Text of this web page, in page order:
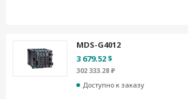
MDS-G4012
3 679.52 $
302 333.28 ₽
Доступно к заказу